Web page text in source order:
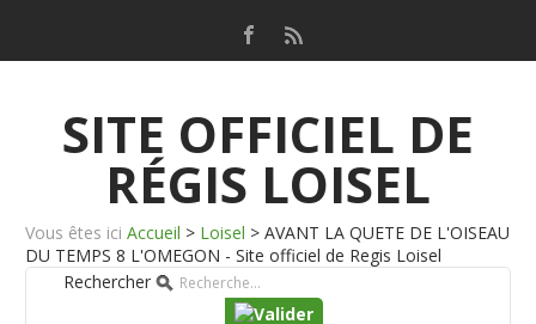
SITE OFFICIEL DE
RÉGIS LOISEL
Vous êtes ici Accueil > Loisel > AVANT LA QUETE DE L'OISEAU
DU TEMPS 8 L'OMEGON - Site officiel de Regis Loisel
Rechercher